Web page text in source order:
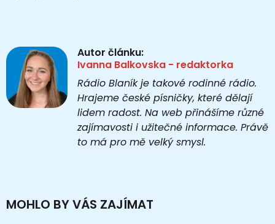
Autor článku:
Ivanna Balkovska - redaktorka
Rádio Blaník je takové rodinné rádio.
Hrajeme české písničky, které dělají
lidem radost. Na web přinášíme různé
zajímavosti i užitečné informace. Právě
to má pro mě velký smysl.
MOHLO BY VÁS ZAJÍMAT